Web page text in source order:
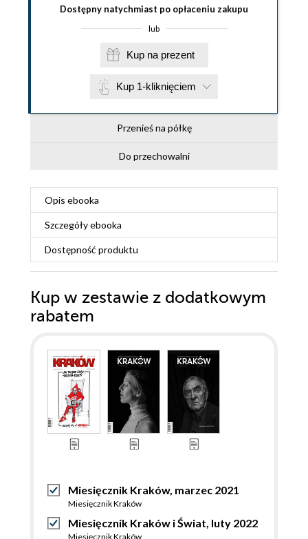
Dostępny natychmiast po opłaceniu zakupu
lub
Kup na prezent
Kup 1-kliknięciem
Przenieś na półkę
Do przechowalni
Opis ebooka
Szczegółyebooka
Dostępność produktu
Kup w zestawie z dodatkowym
rabatem
Miesięcznik Kraków, marzec 2021
Miesięcznik Kraków
Miesięcznik Kraków i Świat, luty 2022
Miesięcznik Kraków